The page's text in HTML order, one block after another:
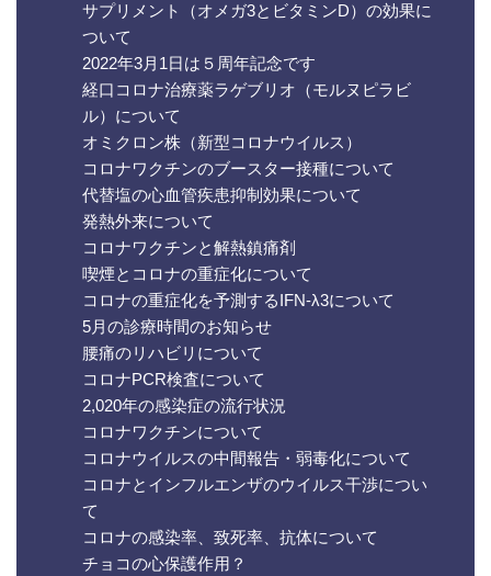
サプリメント（オメガ3とビタミンD）の効果に
ついて
2022年3月1日は５周年記念です
経口コロナ治療薬ラゲブリオ（モルヌピラビ
ル）について
オミクロン株（新型コロナウイルス）
コロナワクチンのブースター接種について
代替塩の心血管疾患抑制効果について
発熱外来について
コロナワクチンと解熱鎮痛剤
喫煙とコロナの重症化について
コロナの重症化を予測するIFN-λ3について
5月の診療時間のお知らせ
腰痛のリハビリについて
コロナPCR検査について
2,020年の感染症の流行状況
コロナワクチンについて
コロナウイルスの中間報告・弱毒化について
コロナとインフルエンザのウイルス干渉につい
て
コロナの感染率、致死率、抗体について
チョコの心保護作用？